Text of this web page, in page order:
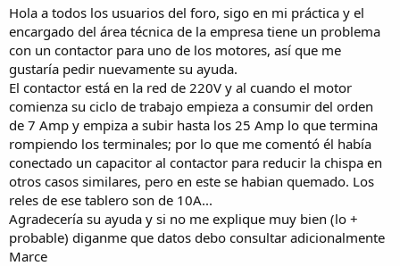
n
c
i
o
Hola a todos los usuarios del foro, sigo en mi práctica y el
encargado del área técnica de la empresa tiene un problema
con un contactor para uno de los motores, así que me
gustaría pedir nuevamente su ayuda.
El contactor está en la red de 220V y al cuando el motor
comienza su ciclo de trabajo empieza a consumir del orden
de 7 Amp y empiza a subir hasta los 25 Amp lo que termina
rompiendo los terminales; por lo que me comentó él había
conectado un capacitor al contactor para reducir la chispa en
otros casos similares, pero en este se habian quemado. Los
reles de ese tablero son de 10A...
Agradecería su ayuda y si no me explique muy bien (lo +
probable) diganme que datos debo consultar adicionalmente
Marce